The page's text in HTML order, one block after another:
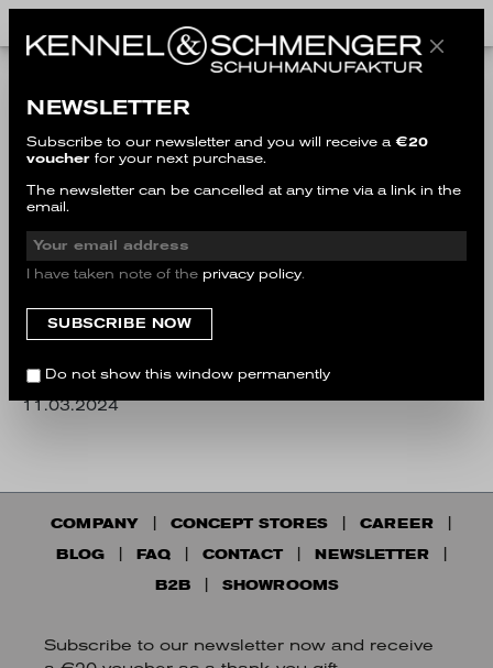
Wann bekomme ich mein Geld
zurückerstattet?
Wann bekomme ich mein
Geld zurückerstattet?
Nachdem wir Ihre Retoure erhalten und geprüft
haben, weisen wir umgehend die Rückerstattung
an. Dies kann je nach Bearbeitungszeiten unserer
nehmen.
11.03.2024
COMPANY CONCEPT STORES
CAREER
BLOG
FAQ CONTACT
NEWSLETTER
B2B
SHOWROOMS
Subscribe to our newsletter now and receive
NEWSLETTER
Subscribe to our newsletter and you will receive a €20
voucher for your next purchase.
The newsletter can be cancelled at any time via a link in the
email.
I have taken note of the privacy policy.
Do not show this window permanently